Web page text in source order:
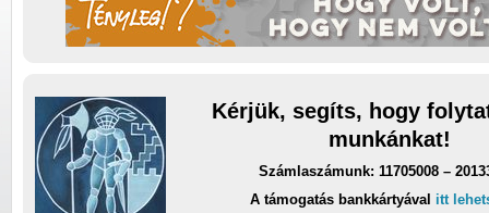
Kérjük, segíts, hogy
munkánkat!
Számlaszámunk: 11705008 –
A támogatás bankkártyával itt